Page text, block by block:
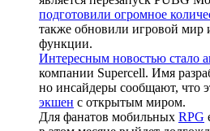
подготовили огромное
также обновили игровой мир
функции.
Интересным новостью стало
компании Supercell. Имя
но инсайдеры сообщают, что
экшен с открытым миром.
Для фанатов мобильных RPG